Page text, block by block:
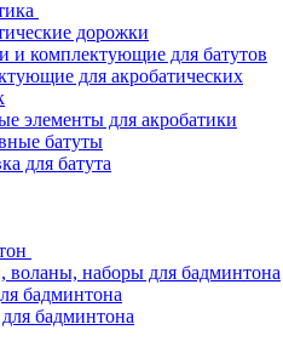
дорожки
и комплектующие для батутов
для акробатических
элементы для акробатики
батуты
для батута
воланы, наборы для бадминтона
бадминтона
бадминтона